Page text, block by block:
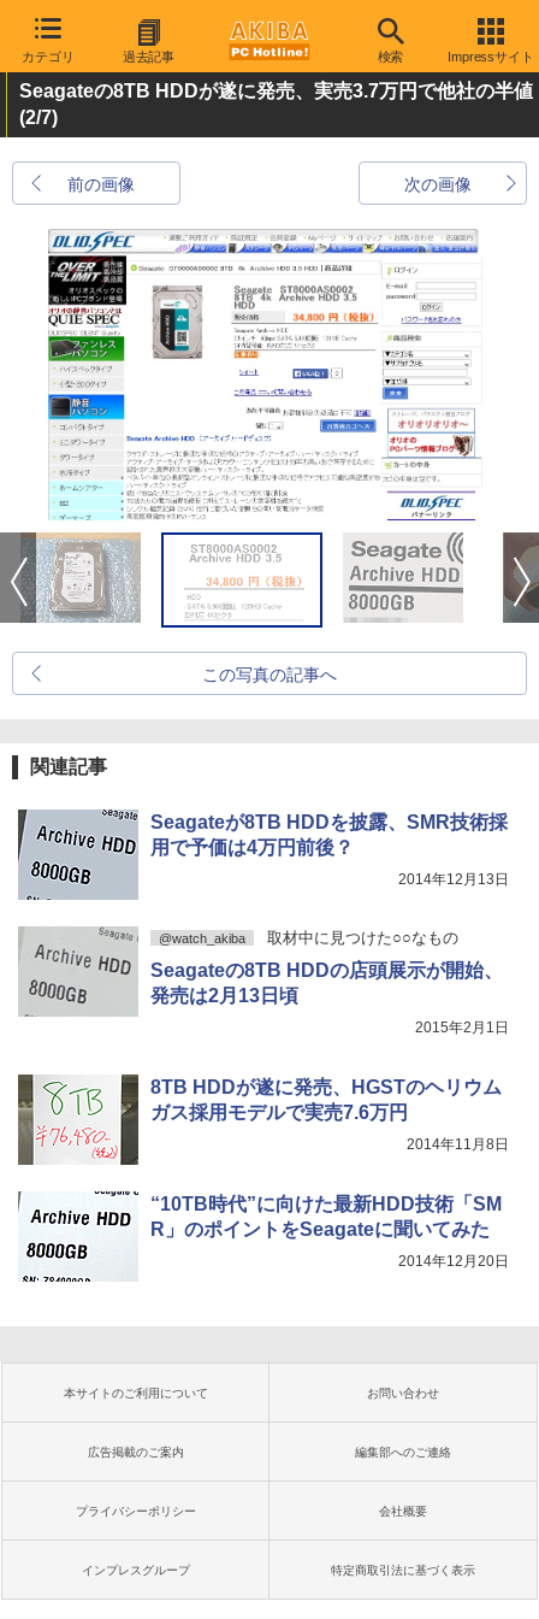
カテゴリ 過去記事 検索 Impressサイト
Seagateの8TB HDDが遂に発売、実売3.7万円で他社の半値
(2/7)
前の画像 次の画像
この写真の記事へ
関連記事
Seagateが8TB HDDを披露、SMR技術採
用で予価は4万円前後？
2014年12月13日
@watch_akiba 取材中に見つけた○○なもの
Seagateの8TB HDDの店頭展示が開始、
発売は2月13日頃
2015年2月1日
8TB HDDが遂に発売、HGSTのヘリウム
ガス採用モデルで実売7.6万円
2014年11月8日
“10TB時代”に向けた最新HDD技術「SM
R」のポイントをSeagateに聞いてみた
2014年12月20日
本サイトのご利用について お問い合わせ
広告掲載のご案内 編集部へのご連絡
プライバシーポリシー 会社概要
インプレスグループ 特定商取引法に基づく表示